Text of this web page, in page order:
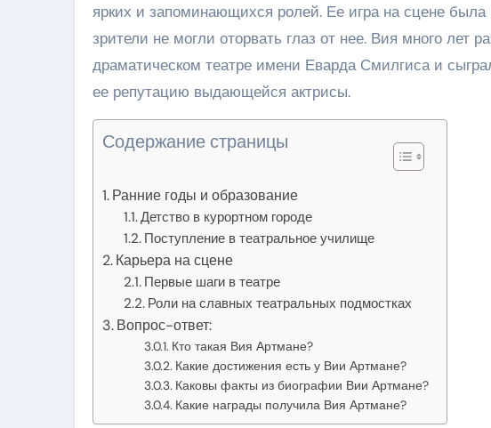
ярких и запоминающихся ролей. Ее игра на сцене была
зрители не могли оторвать глаз от нее. Вия много лет
драматическом театре имени Еварда Смилгиса и
ее репутацию выдающейся актрисы.
Содержание страницы
Ранние годы и образование
Детство в курортном городе
Поступление в театральное училище
Карьера на сцене
Первые шаги в театре
Роли на славных театральных подмостках
Вопрос-ответ:
Кто такая Вия Артмане?
Какие достижения есть у Вии Артмане?
Каковы факты из биографии Вии Артмане?
Какие награды получила Вия Артмане?